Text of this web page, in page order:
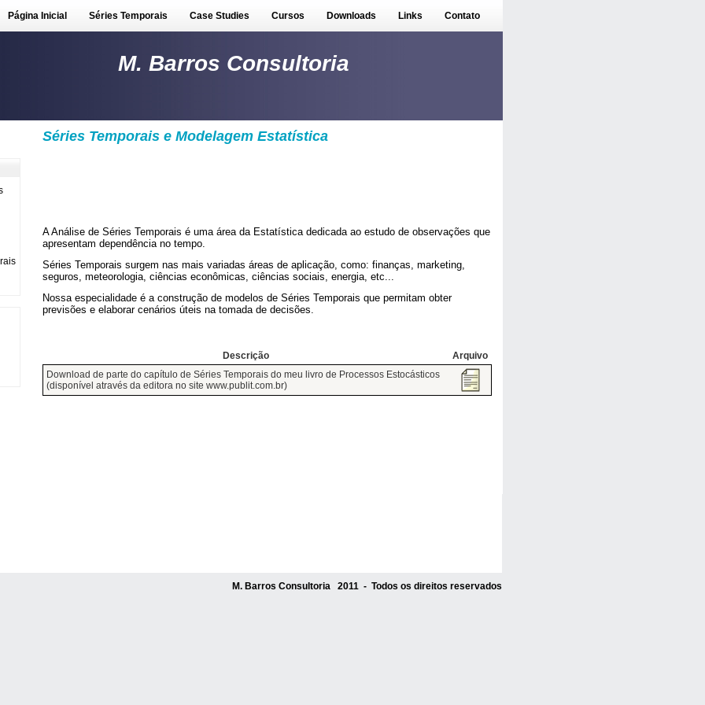
Página Inicial Séries Temporais Case Studies Cursos Downloads Links Contato
M. Barros Consultoria
Séries Temporais e Modelagem Estatística
A Análise de Séries Temporais é uma área da Estatística dedicada ao estudo de observações que
apresentam dependência no tempo.
Séries Temporais surgem nas mais variadas áreas de aplicação, como: finanças, marketing,
seguros, meteorologia, ciências econômicas, ciências sociais, energia, etc...
Nossa especialidade é a construção de modelos de Séries Temporais que permitam obter
previsões e elaborar cenários úteis na tomada de decisões.
Descrição
Arquivo
Download de parte do capítulo de Séries Temporais do meu livro de Processos Estocásticos
(disponível através da editora no site www.publit.com.br)
M. Barros Consultoria 2011 - Todos os direitos reservados